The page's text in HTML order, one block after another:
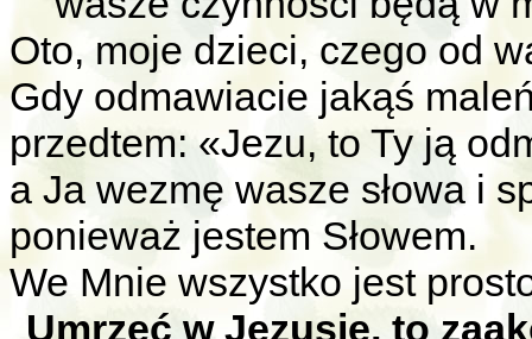
Oto, moje dzieci, czego od
Gdy odmawiacie jakąś
przedtem: «Jezu, to Ty ją
a Ja wezmę wasze słowa i
ponieważ jestem Słowem.
We Mnie wszystko jest
Umrzeć w Jezusie, to